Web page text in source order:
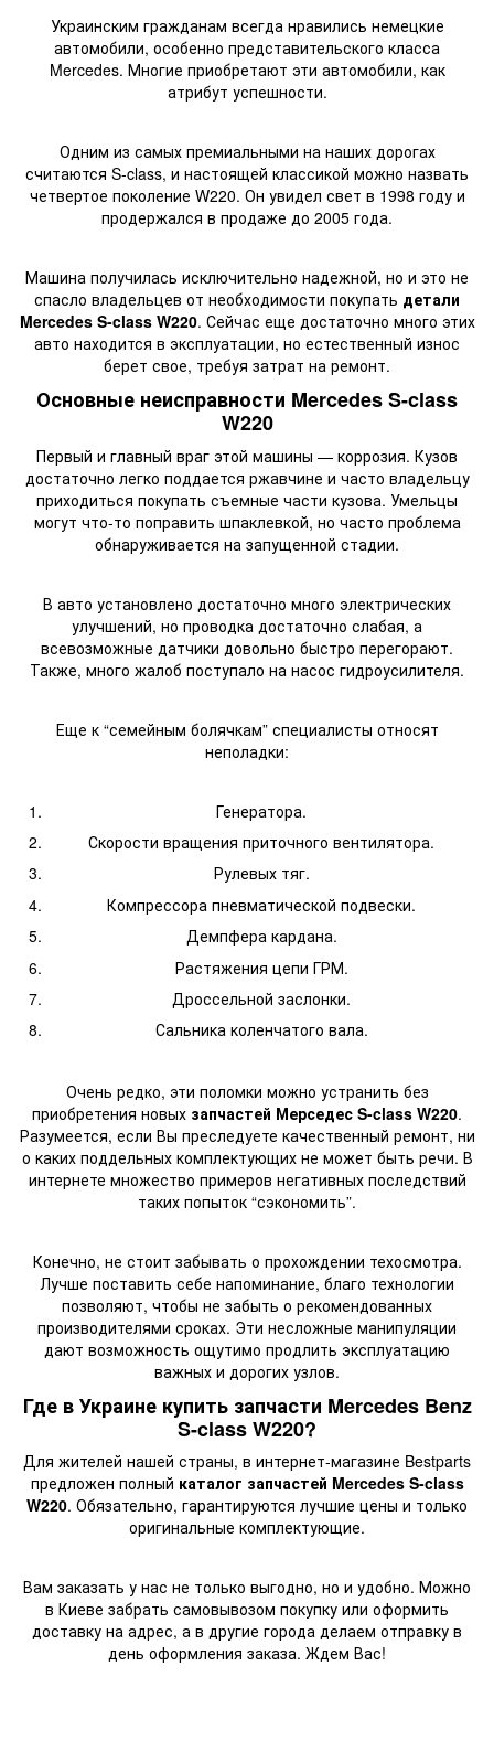
Украинским гражданам всегда нравились немецкие
автомобили, особенно представительского класса
Mercedes. Многие приобретают эти автомобили, как
атрибут успешности.
Одним из самых премиальными на наших дорогах
считаются S-class, и настоящей классикой можно назвать
четвертое поколение W220. Он увидел свет в 1998 году и
продержался в продаже до 2005 года.
Машина получилась исключительно надежной, но и это не
спасло владельцев от необходимости покупать детали
Mercedes S-class W220. Сейчас еще достаточно много этих
авто находится в эксплуатации, но естественный износ
берет свое, требуя затрат на ремонт.
Основные неисправности Mercedes S-class
W220
Первый и главный враг этой машины — коррозия. Кузов
достаточно легко поддается ржавчине и часто владельцу
приходиться покупать съемные части кузова. Умельцы
могут что-то поправить шпаклевкой, но часто проблема
обнаруживается на запущенной стадии.
В авто установлено достаточно много электрических
улучшений, но проводка достаточно слабая, а
всевозможные датчики довольно быстро перегорают.
Также, много жалоб поступало на насос гидроусилителя.
Еще к “семейным болячкам” специалисты относят
неполадки:
Генератора.
Скорости вращения приточного вентилятора.
Рулевых тяг.
Компрессора пневматической подвески.
Демпфера кардана.
Растяжения цепи ГРМ.
Дроссельной заслонки.
Сальника коленчатого вала.
Очень редко, эти поломки можно устранить без
приобретения новых запчастей Мерседес S-class W220.
Разумеется, если Вы преследуете качественный ремонт, ни
о каких поддельных комплектующих не может быть речи. В
интернете множество примеров негативных последствий
таких попыток “сэкономить”.
Конечно, не стоит забывать о прохождении техосмотра.
Лучше поставить себе напоминание, благо технологии
позволяют, чтобы не забыть о рекомендованных
производителями сроках. Эти несложные манипуляции
дают возможность ощутимо продлить эксплуатацию
важных и дорогих узлов.
Где в Украине купить запчасти Mercedes Benz
S-class W220?
Для жителей нашей страны, в интернет-магазине Bestparts
предложен полный каталог запчастей Mercedes S-class
W220. Обязательно, гарантируются лучшие цены и только
оригинальные комплектующие.
Вам заказать у нас не только выгодно, но и удобно. Можно
в Киеве забрать самовывозом покупку или оформить
доставку на адрес, а в другие города делаем отправку в
день оформления заказа. Ждем Вас!